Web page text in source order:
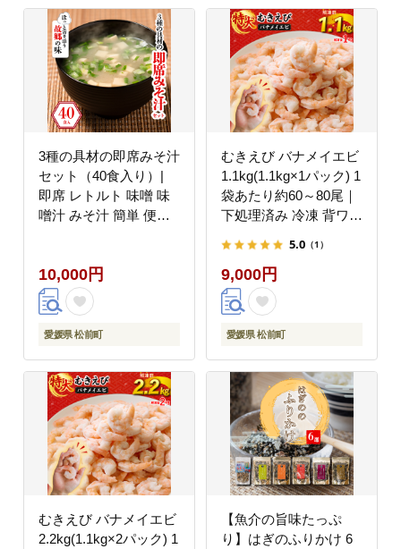
カデミア 愛媛県 松前町
詰め合わせ バニラチョ
コレートマカデミア ロ
イヤルミルクティー 愛
媛県 松前町
3種の具材の即席みそ汁
セット（40食入り）|
即席 レトルト 味噌 味
噌汁 みそ汁 簡単 便利
低塩 麦みそ 国産 大麦
大豆 味噌 みそ 粒みそ
調味料 麹 こうじ 味噌
汁 みそ汁 愛媛県 松前
ょう ギノーみそ
10,000円
愛媛県 松前町
むきえび バナメイエビ
1.1kg(1.1kg×1パック) 1
袋あたり約60～80尾｜
下処理済み 冷凍 背ワタ
海老 エビ えび 簡単 下
処理
5.0 （1）
9,000円
愛媛県 松前町
むきえび バナメイエビ
2.2kg(1.1kg×2パック) 1
【魚介の旨味たっぷ
り】はぎのふりかけ 6